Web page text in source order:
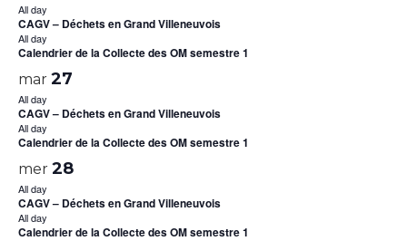
All day
CAGV – Déchets en Grand Villeneuvois
All day
Calendrier de la Collecte des OM semestre 1
mar 27
All day
CAGV – Déchets en Grand Villeneuvois
All day
Calendrier de la Collecte des OM semestre 1
mer 28
All day
CAGV – Déchets en Grand Villeneuvois
All day
Calendrier de la Collecte des OM semestre 1